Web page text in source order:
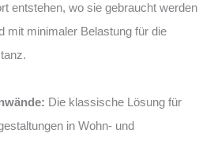
entstehen, wo sie gebraucht werden
mit minimaler Belastung für die
Die klassische Lösung für
in Wohn- und